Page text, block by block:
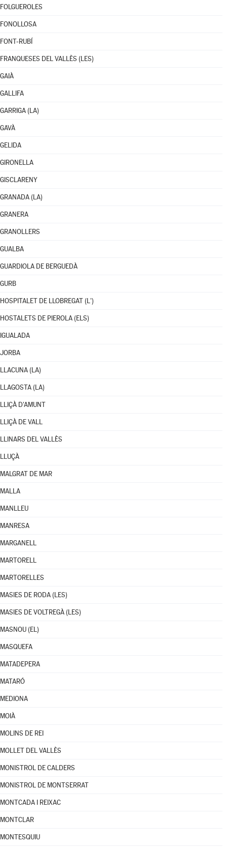
FOLGUEROLES
FONOLLOSA
FONT-RUBÍ
FRANQUESES DEL VALLÈS (LES)
GAIÀ
GALLIFA
GARRIGA (LA)
GAVÀ
GELIDA
GIRONELLA
GISCLARENY
GRANADA (LA)
GRANERA
GRANOLLERS
GUALBA
GUARDIOLA DE BERGUEDÀ
GURB
HOSPITALET DE LLOBREGAT (L')
HOSTALETS DE PIEROLA (ELS)
IGUALADA
JORBA
LLACUNA (LA)
LLAGOSTA (LA)
LLIÇÀ D'AMUNT
LLIÇÀ DE VALL
LLINARS DEL VALLÈS
LLUÇÀ
MALGRAT DE MAR
MALLA
MANLLEU
MANRESA
MARGANELL
MARTORELL
MARTORELLES
MASIES DE RODA (LES)
MASIES DE VOLTREGÀ (LES)
MASNOU (EL)
MASQUEFA
MATADEPERA
MATARÓ
MEDIONA
MOIÀ
MOLINS DE REI
MOLLET DEL VALLÈS
MONISTROL DE CALDERS
MONISTROL DE MONTSERRAT
MONTCADA I REIXAC
MONTCLAR
MONTESQUIU